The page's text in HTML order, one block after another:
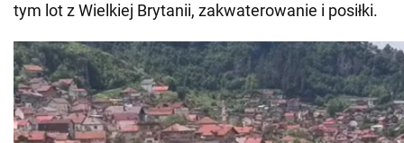
tym lot z Wielkiej Brytanii, zakwaterowanie i posiłki.